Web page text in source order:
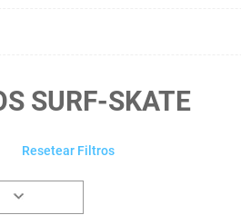
SURF-SKATE
Resetear Filtros